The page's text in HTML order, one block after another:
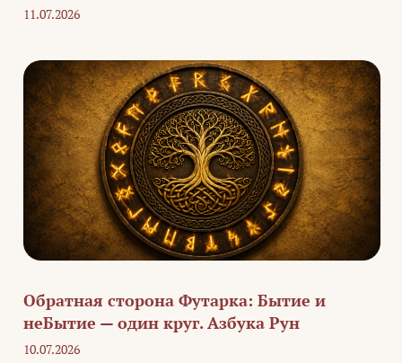
11.07.2026
Обратная сторона Футарка: Бытие и
неБытие — один круг. Азбука Рун
10.07.2026